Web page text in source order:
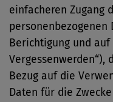
einfacheren Zugang
personenbezogenen
Berichtigung und auf
Vergessenwerden“),
Bezug auf die
Daten für die